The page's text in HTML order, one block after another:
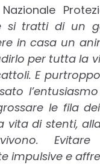
si tratti di un
in casa un
per tutta la
E
le fila
vita di stenti,
impulsive e